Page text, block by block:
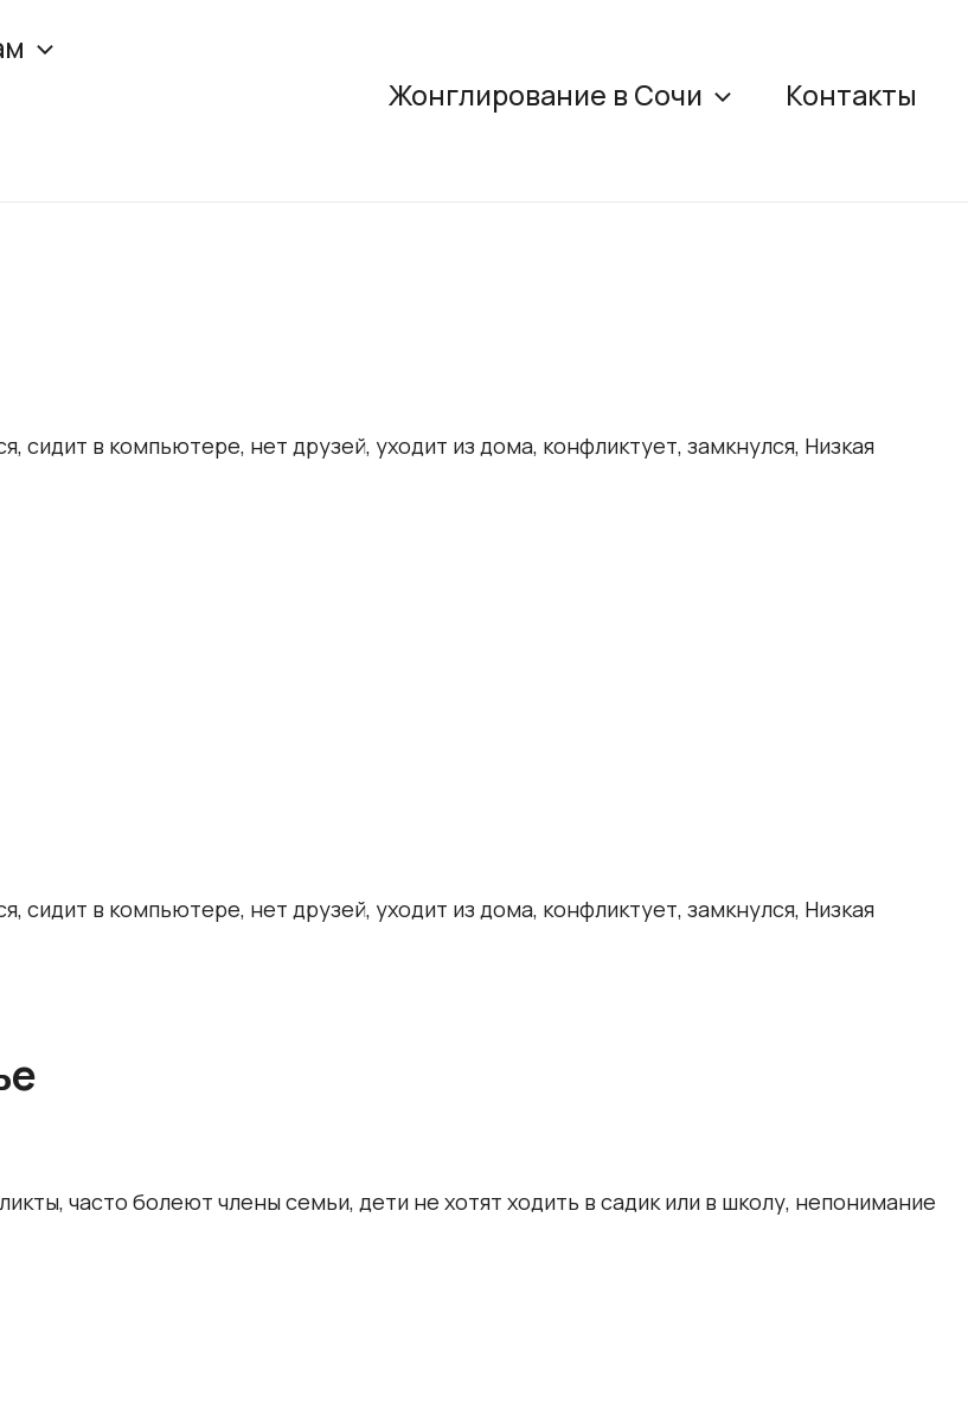
Жонглирование в Сочи Контакты
сидит в компьютере, нет друзей, уходит из дома, конфликтует, замкнулся, Низкая
сидит в компьютере, нет друзей, уходит из дома, конфликтует, замкнулся, Низкая
часто болеют члены семьи, дети не хотят ходить в садик или в школу, непонимание